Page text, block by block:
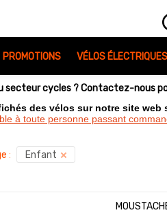
PROMOTIONS VÉLOS ÉLECTRIQUES
cycles ? Contactez-nous
des vélos sur notre site web
à toute personne passant
: Enfant